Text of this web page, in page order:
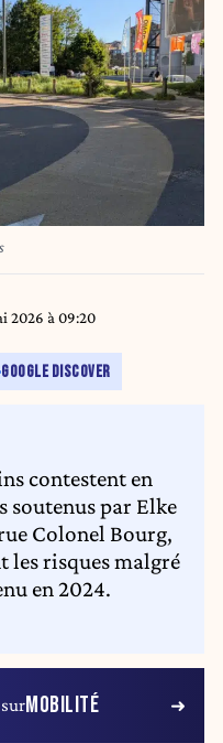
2026 à 09:20
GOOGLE DISCOVER
contestent en
soutenus par Elke
Colonel Bourg,
les risques malgré
en 2024.
MOBILITÉ